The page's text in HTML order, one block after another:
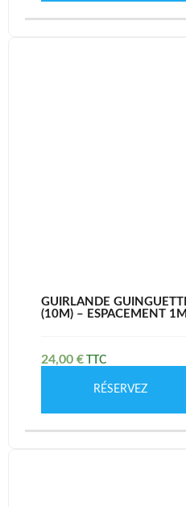
GUIRLANDE
(10M) – ESPACEMENT 1M
24,00 €
RÉSERVEZ